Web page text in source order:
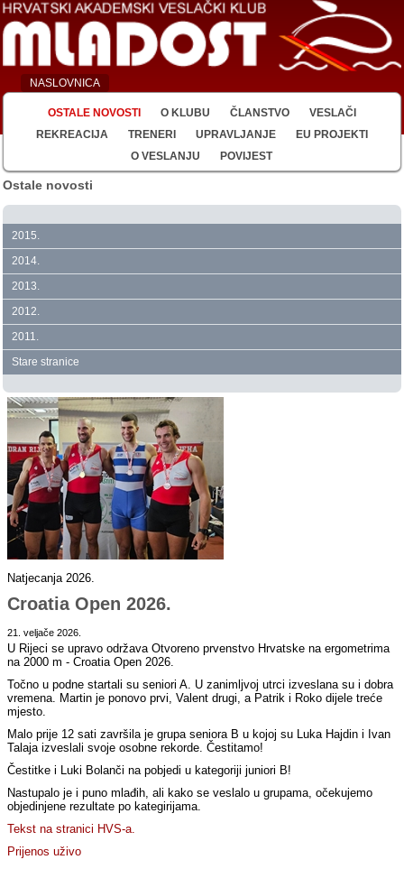
NASLOVNICA
OSTALE NOVOSTI O KLUBU ČLANSTVO
VESLAČI
REKREACIJA
TRENERI UPRAVLJANJE
EU PROJEKTI
O VESLANJU
POVIJEST
Ostale novosti
2015.
2014.
2013.
2012.
2011.
Stare stranice
Natjecanja 2026.
Croatia Open 2026.
21. veljače 2026.
U Rijeci se upravo održava Otvoreno prvenstvo Hrvatske na ergometrima
na 2000 m - Croatia Open 2026.
Točno u podne startali su seniori A. U zanimljvoj utrci izveslana su i dobra
vremena. Martin je ponovo prvi, Valent drugi, a Patrik i Roko dijele treće
mjesto.
Malo prije 12 sati završila je grupa seniora B u kojoj su Luka Hajdin i Ivan
Talaja izveslali svoje osobne rekorde. Čestitamo!
Čestitke i Luki Bolanči na pobjedi u kategoriji juniori B!
Nastupalo je i puno mlađih, ali kako se veslalo u grupama, očekujemo
objedinjene rezultate po kategirijama.
Tekst na stranici HVS-a.
Prijenos uživo